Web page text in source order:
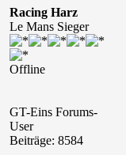
Racing Harz
Le Mans Sieger
Offline
GT-Eins Forums-
User
Beiträge: 8584